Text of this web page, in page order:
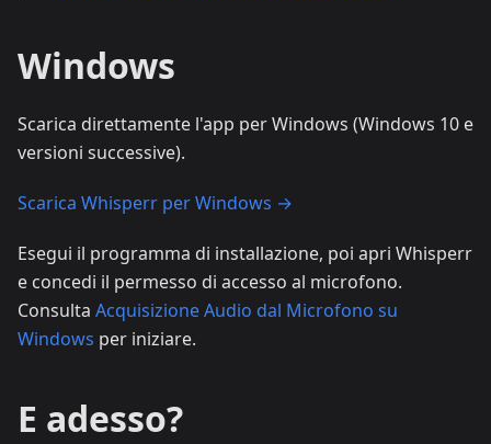
Windows
Scarica direttamente l'app per Windows (Windows 10 e
versioni successive).
Scarica Whisperr per Windows →
Esegui il programma di installazione, poi apri Whisperr
e concedi il permesso di accesso al microfono.
Consulta Acquisizione Audio dal Microfono su
Windows per iniziare.
E adesso?